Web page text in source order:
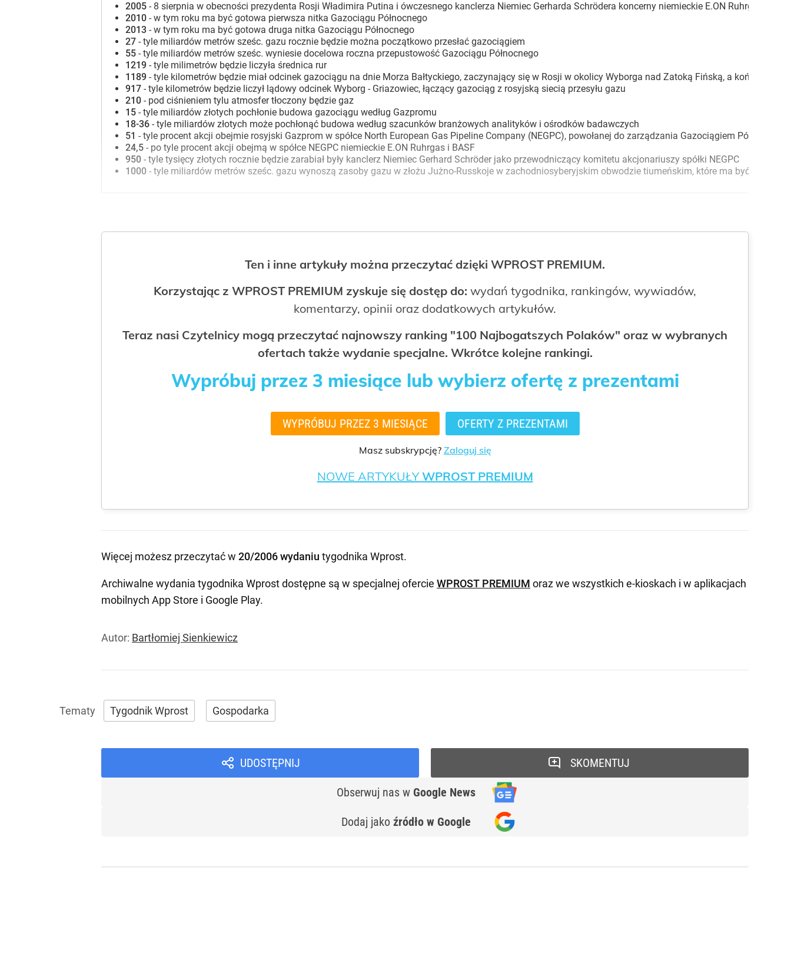
2005 - 8 sierpnia w obecności prezydenta Rosji Władimira Putina i ówczesnego kanclerza Niemiec Gerharda Schrödera koncerny niemieckie E.ON Ruhrgas i
2010 - w tym roku ma być gotowa pierwsza nitka Gazociągu Północnego
2013 - w tym roku ma być gotowa druga nitka Gazociągu Północnego
27 - tyle miliardów metrów sześc. gazu rocznie będzie można początkowo przesłać gazociągiem
55 - tyle miliardów metrów sześc. wyniesie docelowa roczna przepustowość Gazociągu Północnego
1219 - tyle milimetrów będzie liczyła średnica rur
1189 - tyle kilometrów będzie miał odcinek gazociągu na dnie Morza Bałtyckiego, zaczynający się w Rosji w okolicy Wyborga nad Zatoką Fińską, a kończący
917 - tyle kilometrów będzie liczył lądowy odcinek Wyborg - Griazowiec, łączący gazociąg z rosyjską siecią przesyłu gazu
210 - pod ciśnieniem tylu atmosfer tłoczony będzie gaz
15 - tyle miliardów złotych pochłonie budowa gazociągu według Gazpromu
18-36 - tyle miliardów złotych może pochłonąć budowa według szacunków branżowych analityków i ośrodków badawczych
51 - tyle procent akcji obejmie rosyjski Gazprom w spółce North European Gas Pipeline Company (NEGPC), powołanej do zarządzania Gazociągiem Północnym
24,5 - po tyle procent akcji obejmą w spółce NEGPC niemieckie E.ON Ruhrgas i BASF
950 - tyle tysięcy złotych rocznie będzie zarabiał były kanclerz Niemiec Gerhard Schröder jako przewodniczący komitetu akcjonariuszy spółki NEGPC
1000 - tyle miliardów metrów sześc. gazu wynoszą zasoby gazu w złożu Jużno-Russkoje w zachodniosyberyjskim obwodzie tiumeńskim, które ma być
Ten i inne artykuły można przeczytać dzięki WPROST PREMIUM.
Korzystając z WPROST PREMIUM zyskuje się dostęp do: wydań tygodnika, rankingów, wywiadów,
komentarzy, opinii oraz dodatkowych artykułów.
Teraz nasi Czytelnicy mogą przeczytać najnowszy ranking "100 Najbogatszych Polaków" oraz w wybranych
ofertach także wydanie specjalne. Wkrótce kolejne rankingi.
Wypróbuj przez 3 miesiące lub wybierz ofertę z prezentami
WYPRÓBUJ PRZEZ 3 MIESIĄCE OFERTY Z PREZENTAMI
Masz subskrypcję? Zaloguj się
NOWE ARTYKUŁYWPROST PREMIUM
Więcej możesz przeczytać w 20/2006 wydaniu tygodnika Wprost.
Archiwalne wydania tygodnika Wprost dostępne są w specjalnej ofercie WPROST PREMIUM oraz we wszystkich e-kioskach i w aplikacjach
mobilnych App Store i Google Play.
Autor: Bartłomiej Sienkiewicz
Tygodnik Wprost Gospodarka
UDOSTĘPNIJ
Obserwuj nas w Google News
Dodaj jako źródło w Google
SKOMENTUJ